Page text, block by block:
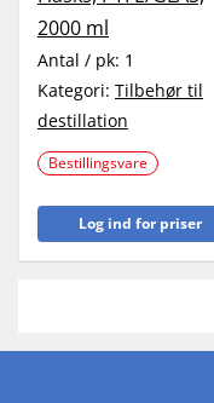
2000 ml
Antal / pk: 1
Kategori: Tilbehør til
destillation
Bestillingsvare
Log ind for priser